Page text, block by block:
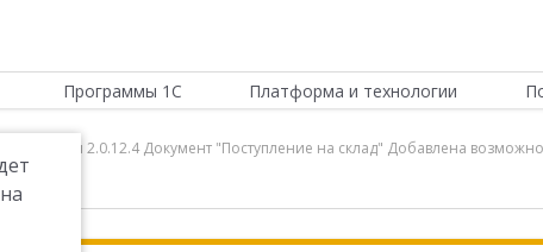
Программы 1С Платформа и технологии
в версии 2.0.12.4 Документ "Поступление на склад" Добавлена